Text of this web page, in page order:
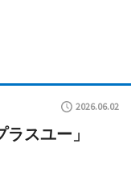
2026.06.02
ラスユー」